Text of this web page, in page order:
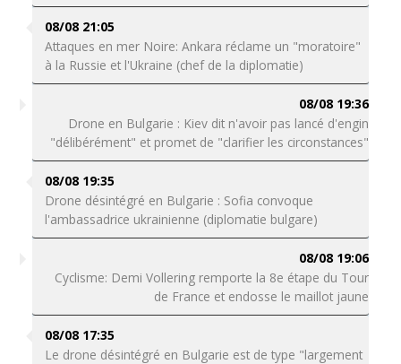
08/08 21:05
Attaques en mer Noire: Ankara réclame un "moratoire"
à la Russie et l'Ukraine (chef de la diplomatie)
08/08 19:36
Drone en Bulgarie : Kiev dit n'avoir pas lancé d'engin
"délibérément" et promet de "clarifier les circonstances"
08/08 19:35
Drone désintégré en Bulgarie : Sofia convoque
l'ambassadrice ukrainienne (diplomatie bulgare)
08/08 19:06
Cyclisme: Demi Vollering remporte la 8e étape du Tour
de France et endosse le maillot jaune
08/08 17:35
Le drone désintégré en Bulgarie est de type "largement